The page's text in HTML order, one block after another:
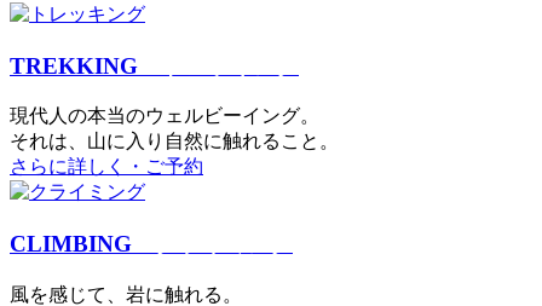
TREKKING
現代⼈の本当のウェルビーイング。
それは、⼭に⼊り⾃然に触れること。
さらに詳しく・ご予約
CLIMBING
⾵を感じて、岩に触れる。